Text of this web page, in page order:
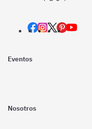
Eventos
Nosotros